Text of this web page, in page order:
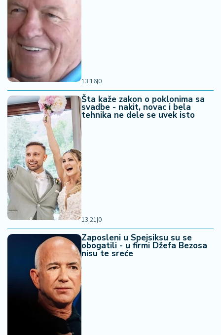
13:16|0
Šta kaže zakon o poklonima sa
svadbe - nakit, novac i bela
tehnika ne dele se uvek isto
13:21|0
Zaposleni u Spejsiksu su se
obogatili - u firmi Džefa Bezosa
nisu te sreće